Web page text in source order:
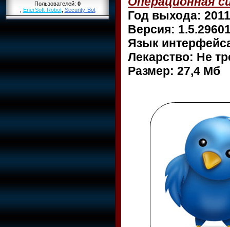
Пользователей:0
,EnerSoft-Robot,Security-Bot
Год выхода: 2011
Версия:
Язык
Лекарство: Не
Размер: 27,4 Мб